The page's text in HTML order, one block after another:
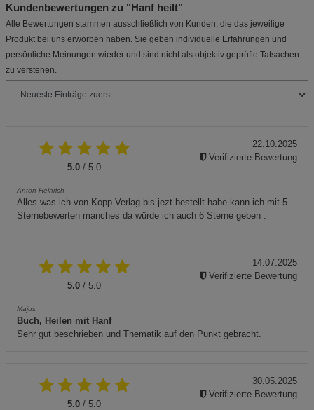
Kundenbewertungen zu "Hanf heilt"
Alle Bewertungen stammen ausschließlich von Kunden, die das jeweilige
Produkt bei uns erworben haben. Sie geben individuelle Erfahrungen und
persönliche Meinungen wieder und sind nicht als objektiv geprüfte Tatsachen
zu verstehen.
5.0 / 5.0
Anton Heinrich
Alles was ich von Kopp Verlag bis jezt bestellt habe kann ich mit 5
Sternebewerten manches da würde ich auch 6 Sterne geben .
22.10.2025
Verifizierte Bewertung
5.0 / 5.0
Majus
Buch, Heilen mit Hanf
Sehr gut beschrieben und Thematik auf den Punkt gebracht.
14.07.2025
Verifizierte Bewertung
5.0 / 5.0
30.05.2025
Verifizierte Bewertung